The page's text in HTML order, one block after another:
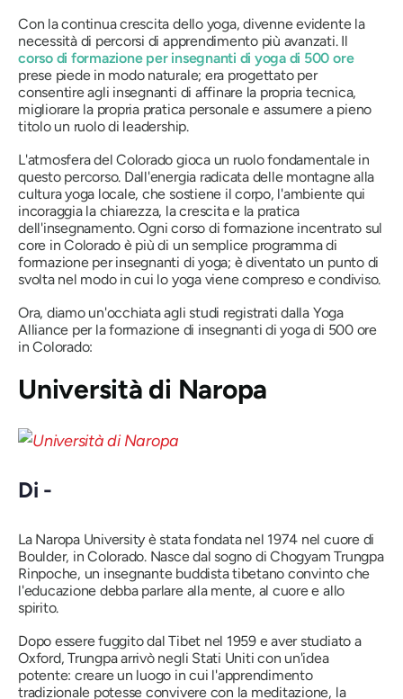
Con la continua crescita dello yoga, divenne evidente la
necessità di percorsi di apprendimento più avanzati. Il
corso di formazione per insegnanti di yoga di 500 ore
prese piede in modo naturale; era progettato per
consentire agli insegnanti di affinare la propria tecnica,
migliorare la propria pratica personale e assumere a pieno
titolo un ruolo di leadership.
L'atmosfera del Colorado gioca un ruolo fondamentale in
questo percorso. Dall'energia radicata delle montagne alla
cultura yoga locale, che sostiene il corpo, l'ambiente qui
incoraggia la chiarezza, la crescita e la pratica
dell'insegnamento. Ogni corso di formazione incentrato sul
core in Colorado è più di un semplice programma di
formazione per insegnanti di yoga; è diventato un punto di
svolta nel modo in cui lo yoga viene compreso e condiviso.
Ora, diamo un'occhiata agli studi registrati dalla Yoga
Alliance per la formazione di insegnanti di yoga di 500 ore
in Colorado:
Università di Naropa
Di -
La Naropa University è stata fondata nel 1974 nel cuore di
Boulder, in Colorado. Nasce dal sogno di Chogyam Trungpa
Rinpoche, un insegnante buddista tibetano convinto che
l'educazione debba parlare alla mente, al cuore e allo
spirito.
Dopo essere fuggito dal Tibet nel 1959 e aver studiato a
Oxford, Trungpa arrivò negli Stati Uniti con un'idea
potente: creare un luogo in cui l'apprendimento
tradizionale potesse convivere con la meditazione, la